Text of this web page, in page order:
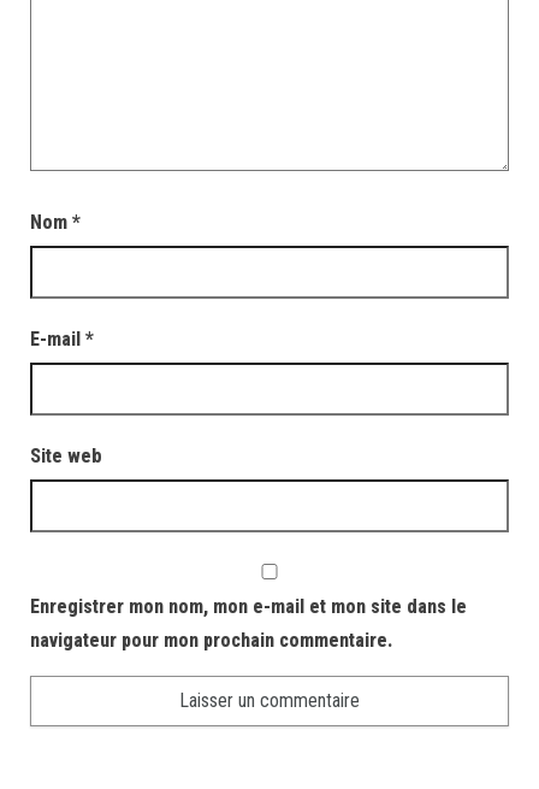
Nom *
E-mail *
Site web
Enregistrer mon nom, mon e-mail et mon site dans le
navigateur pour mon prochain commentaire.